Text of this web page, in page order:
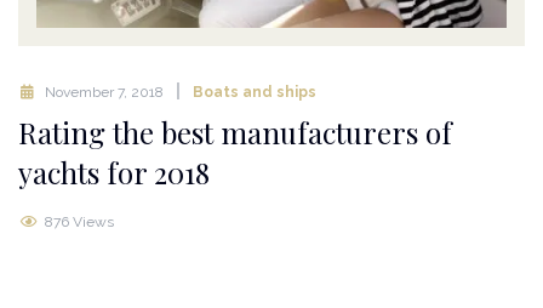
November 7, 2018 Boats and ships
Rating the best manufacturers of
yachts for 2018
876 Views